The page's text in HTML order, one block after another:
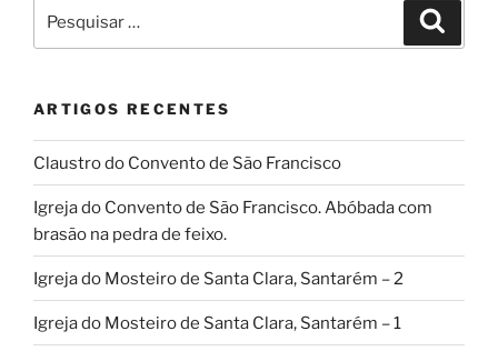
por:
ARTIGOS RECENTES
Claustro do Convento de São Francisco
Igreja do Convento de São Francisco. Abóbada com
brasão na pedra de feixo.
Igreja do Mosteiro de Santa Clara, Santarém – 2
Igreja do Mosteiro de Santa Clara, Santarém – 1